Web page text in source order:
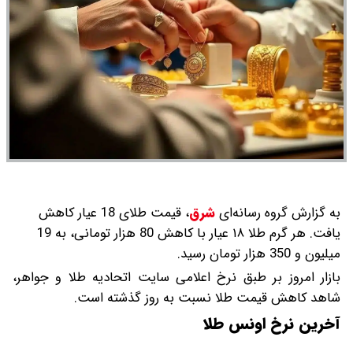
جمعه ۱۶ مرداد ۱۴۰۵ / قیمت پژو۲۰۷
چند؟+ جدول
به گزارش گروه رسانه‌ایشرق،
قیمت طلای 18 عیار کاهش
یافت. هر گرم طلا ۱۸ عیار با کاهش 80 هزار تومانی، به 19
میلیون و 350 هزار تومان رسید.
بازار امروز بر طبق نرخ اعلامی سایت اتحادیه طلا و جواهر،
شاهد کاهش قیمت‌‌‌‌ طلا نسبت به روز گذشته است.
آخرین نرخ اونس طلا